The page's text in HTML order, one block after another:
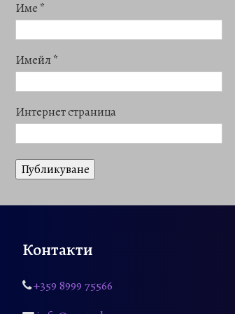
Име *
Имейл*
Интернет страница
Контакти
+359 8999 75566